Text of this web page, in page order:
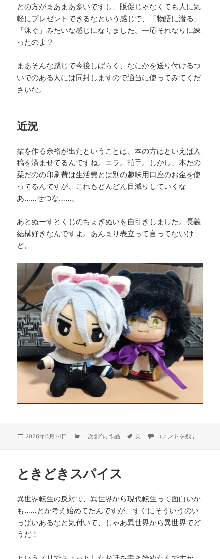
との方がまあまあ多いですし、販促じゃなくても人に気
軽にプレゼントできるなという感じで、「物語に潜る」
「泳ぐ」みたいな感じになりました。一応それなりに練
ったのよ？
まあそんな感じで今後しばらく、なにかを送り付けるつ
いでのある人には同封しますので適当に使ってみてくだ
さいな。
近況
栞を作る余裕が出たということは、本の方はといえば入
稿を済ませてるんですね。エラ。拍手。しかし、本だの
栞だのの印刷費は生活費とは別の趣味用口座のお金を使
ってるんですが、これもどんどん目減りしていくな
あ……せつな……。
あとぬーすとくじのちょぎぬいを自引きしました。長義
結構好きなんですよ。あんまり表立って言ってないけ
ど。
投
2026年6月14日
カ
ー
一次創作,作品
タ
栞 日常に栞を挟んで に
コメントを残す
ときどきスパイス
異世界転生の反対で、異世界から現代転生って面白いか
も……とか考え始めてたんですが、すぐにそういうのい
っぱいあるなと気付いて、じゃあ異世界から異世界でど
うだ！